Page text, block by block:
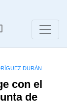
DURÁN
con el
de